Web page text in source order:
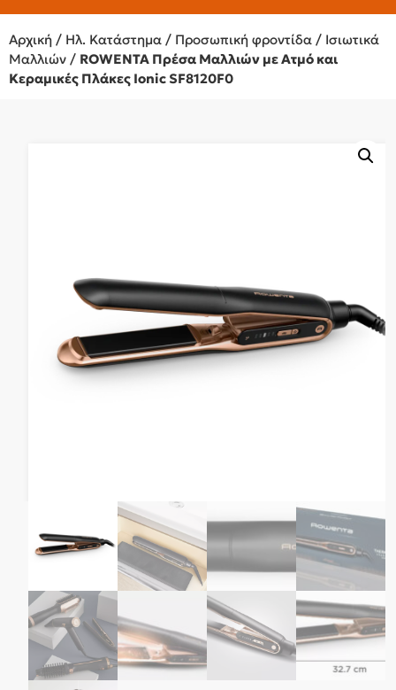
Αρχική / Ηλ. Κατάστημα / Προσωπική φροντίδα / Ισιωτικά
Μαλλιών / ROWENTA Πρέσα Μαλλιών με Ατμό και
Κεραμικές Πλάκες Ionic SF8120F0